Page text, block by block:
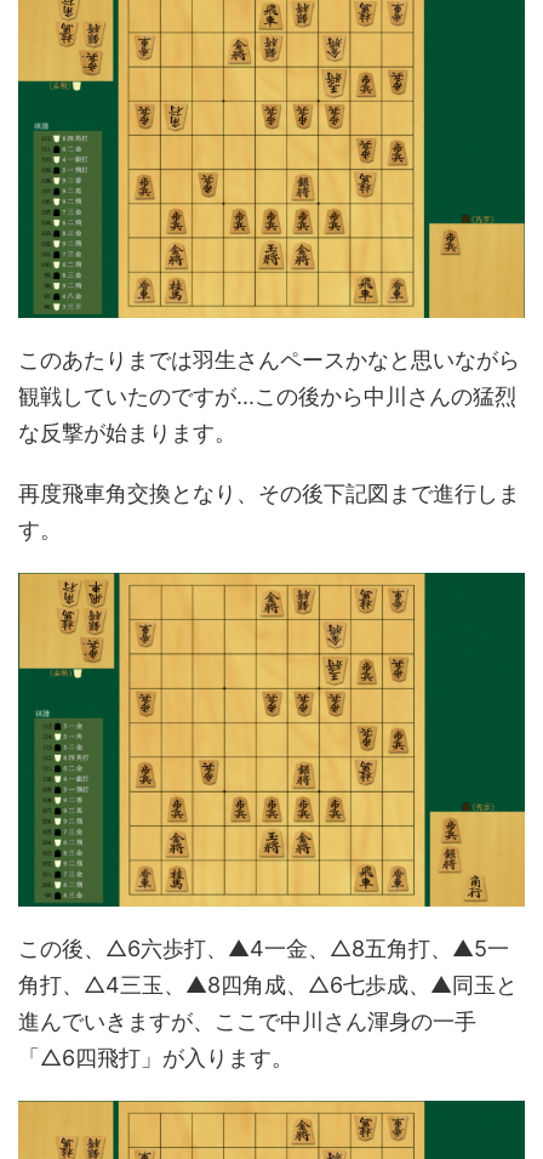
このあたりまでは羽生さんペースかなと思いながら
観戦していたのですが...この後から中川さんの猛烈
な反撃が始まります。
再度飛車角交換となり、その後下記図まで進行しま
す。
この後、△6六歩打、▲4一金、△8五角打、▲5一
角打、△4三玉、▲8四角成、△6七歩成、▲同玉と
進んでいきますが、ここで中川さん渾身の一手
「△6四飛打」が入ります。